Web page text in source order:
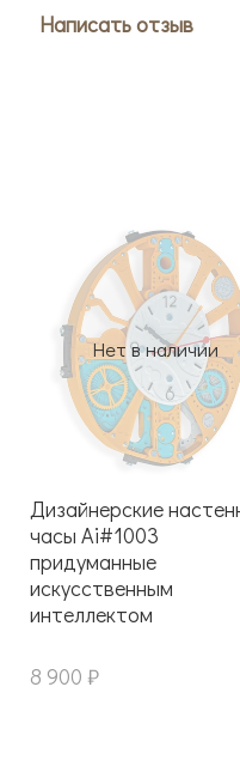
Написать отзыв
Нет в наличии
Дизайнерские
часы Ai#1003
придуманные
искусственным
интеллектом
8 900 ₽